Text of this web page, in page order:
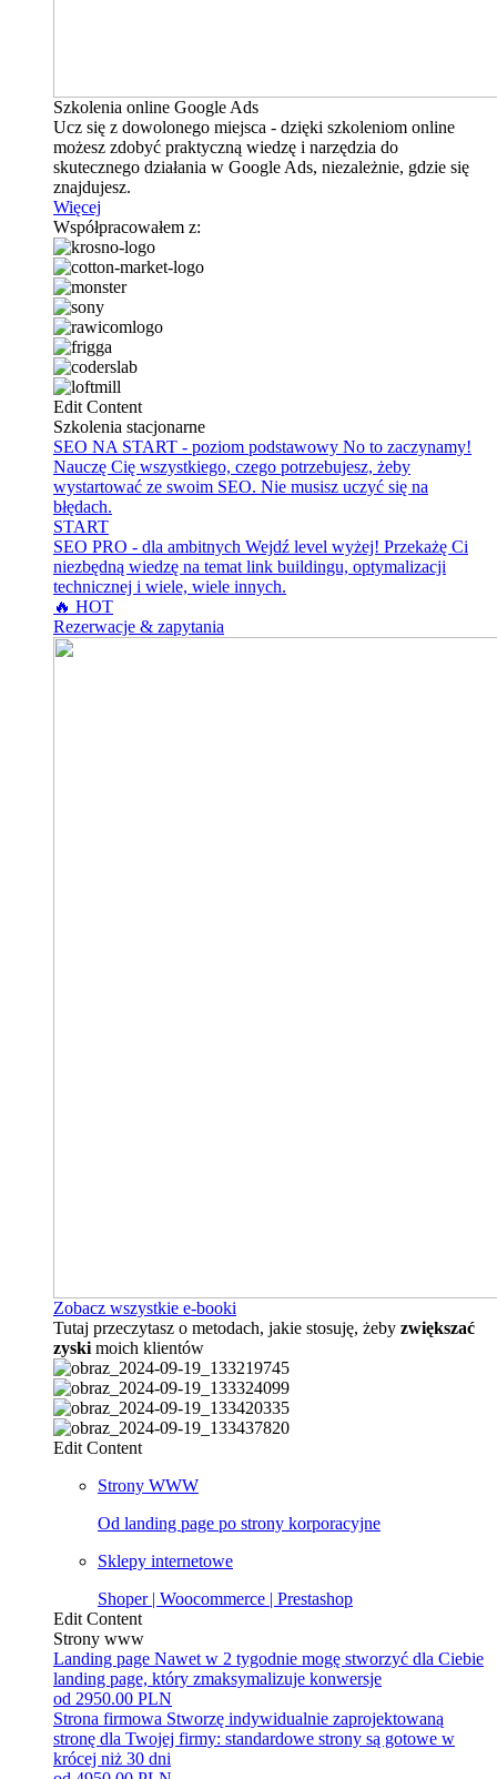
Szkolenia online Google Ads
Ucz się z dowolonego miejsca - dzięki szkoleniom online
możesz zdobyć praktyczną wiedzę i narzędzia do
skutecznego działania w Google Ads, niezależnie, gdzie się
znajdujesz.
Więcej
Współpracowałem z:
Edit Content
Szkolenia stacjonarne
SEO NA START - poziom podstawowy No to zaczynamy!
Nauczę Cię wszystkiego, czego potrzebujesz, żeby
wystartować ze swoim SEO. Nie musisz uczyć się na
błędach.
START
SEO PRO - dla ambitnych Wejdź level wyżej! Przekażę Ci
niezbędną wiedzę na temat link buildingu, optymalizacji
technicznej i wiele, wiele innych.
🔥 HOT
Rezerwacje & zapytania
Zobacz wszystkie e-booki
Tutaj przeczytasz o metodach, jakie stosuję, żeby zwiększać
zyski moich klientów
Edit Content
Strony WWW
Od landing page po strony korporacyjne
Sklepy internetowe
Shoper | Woocommerce | Prestashop
Edit Content
Strony www
Landing page Nawet w 2 tygodnie mogę stworzyć dla Ciebie
landing page, który zmaksymalizuje konwersje
od 2950.00 PLN
Strona firmowa Stworzę indywidualnie zaprojektowaną
stronę dla Twojej firmy: standardowe strony są gotowe w
krócej niż 30 dni